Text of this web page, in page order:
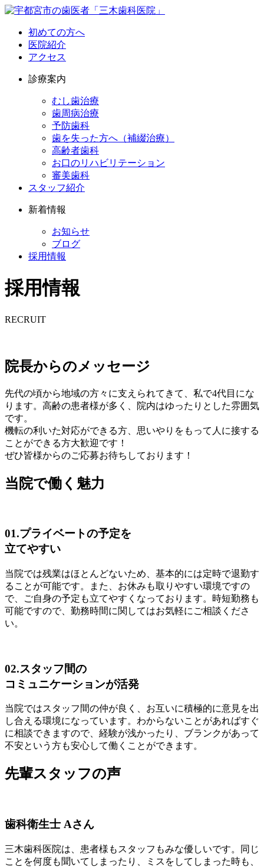
初めての方へ
医院紹介
アクセス
診療案内
むし歯治療
歯周病治療
予防歯科
歯を失った方へ（補綴治療）
高齢者歯科
お口のリハビリテーション
審美歯科
スタッフ紹介
新着情報
お知らせ
ブログ
採用情報
採用情報
RECRUIT
院長からのメッセージ
先代の頃から地域の方々に支えられてきて、私で4代目にな
ります。高齢の患者様が多く、院内はゆったりとした雰囲気
です。
機転の利いた対応ができる方、思いやりをもって人に接する
ことができる方大歓迎です！
ぜひ皆様からのご応募お待ちしております！
当院で働く魅力
01.プライベートの予定を
立てやすい
当院では残業はほとんどないため、基本的には定時で退勤す
ることが可能です。また、お休みも取りやすい環境ですの
で、ご自身の予定も立てやすくなっております。時短勤務も
可能ですので、勤務時間に関してはお気軽にご相談くださ
い。
02.スタッフ間の
コミュニケーションが活発
当院ではスタッフ間の仲が良く、お互いに積極的に意見を出
し合える環境になっています。わからないことがあればすぐ
に相談できますので、経験が浅かったり、ブランクがあって
不安という方も安心して働くことができます。
先輩スタッフの声
歯科衛生士 Aさん
三木歯科医院は、患者様もスタッフもみな優しいです。同じ
ことを何度も聞いてしまったり、ミスをしてしまった時も、